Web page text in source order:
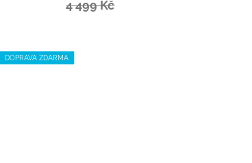
4 499 Kč
DOPRAVA ZDARMA